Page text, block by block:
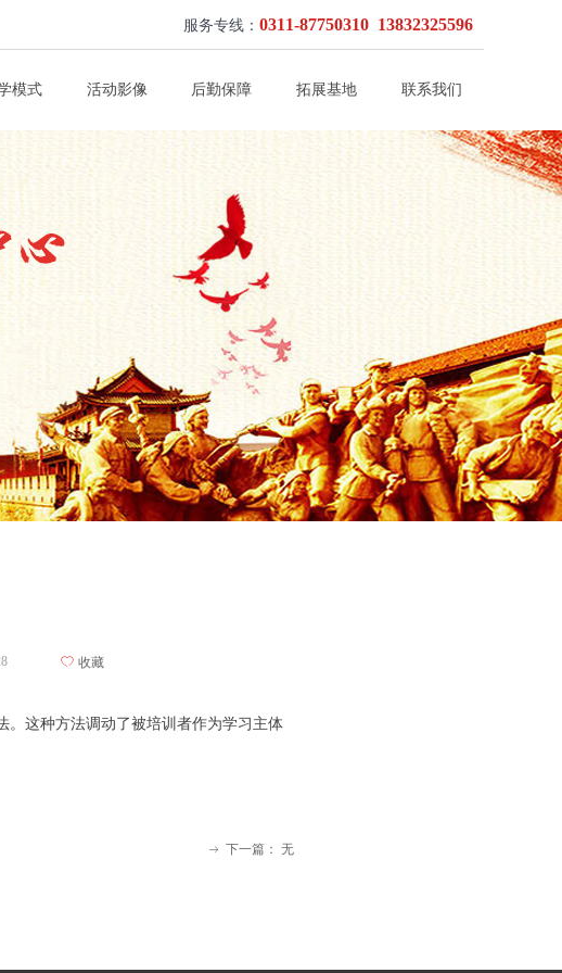
服务专线： 0311-87750310 13832325596
模式 活动影像 后勤保障 拓展基地 联系我们
。这种方法调动了被培训者作为学习主体
ꄀ 收藏
ꁹ 下一篇： 无